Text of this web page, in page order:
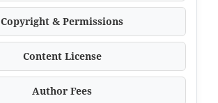
Copyright & Permissions
Content License
Author Fees